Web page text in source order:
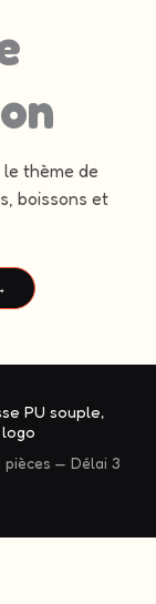
thème de
boissons et
PU souple,
pièces — Délai 3